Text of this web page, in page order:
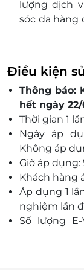
lượng dịch
sóc da hàng
chuyên
Không
và ấm
thiên nhiên
Điều kiện
Thông báo:
hết ngày 22/
Thời gian 1
Ngày áp
Không áp
Giờ áp
Khách hàng
Áp dụng 1
nghiệm lần
Số lượng
Khách